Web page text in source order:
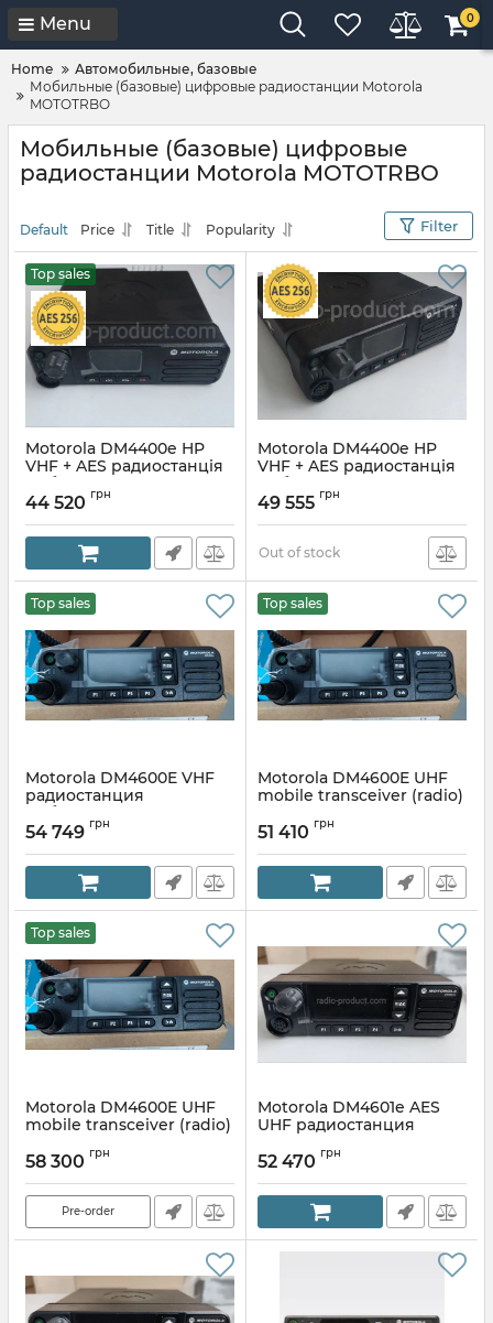
Menu 0
Home
Автомобильные, базовые
Мобильные (базовые) цифровые радиостанции Motorola
MOTOTRBO
Мобильные (базовые) цифровые
радиостанции Motorola MOTOTRBO
Default Price Title Popularity Filter
Top sales
Motorola DM4400e HP
VHF + AES радиостанція
мобільна 45 Вт + Keypad
Mic
44 520 грн
Motorola DM4400e HP
VHF + AES радиостанція
мобільна 45 Вт + Keypad
Mic
49 555 грн
Out of stock
Top sales
Motorola DM4600E VHF
радиостанция
мобильная
54 749 грн
Top sales
Motorola DM4600E UHF
mobile transceiver (radio)
51 410 грн
Top sales
Motorola DM4600E UHF
mobile transceiver (radio)
58 300 грн
Pre-order
Motorola DM4601e AES
UHF радиостанция
уценка
52 470 грн